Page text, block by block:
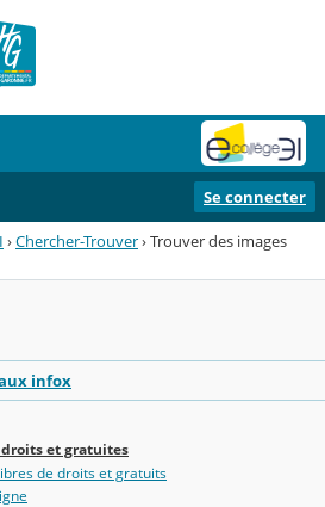
Se connecter
›Chercher-Trouver›Trouver des images
infox
et gratuites
de droits et gratuits